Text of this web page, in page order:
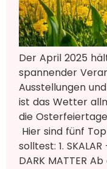
​Der April 2025
spannender
Ausstellungen
ist das Wetter
die
Hier sind fünf
solltest:​ 1.
DARK MATTER